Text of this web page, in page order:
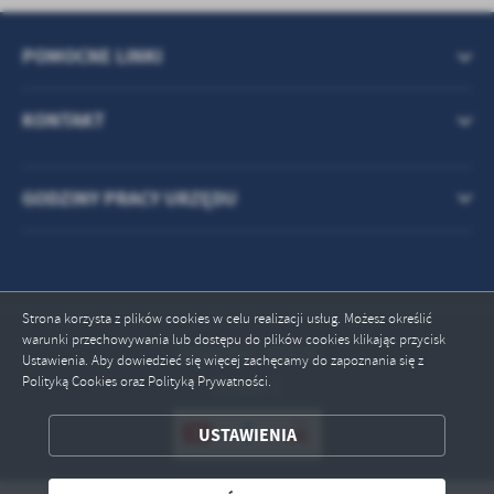
Strona korzysta z plików cookies w celu realizacji usług. Możesz określić
warunki przechowywania lub dostępu do plików cookies klikając przycisk
Ustawienia. Aby dowiedzieć się więcej zachęcamy do zapoznania się z
Polityką Cookies oraz Polityką Prywatności.
USTAWIENIA
treści w postaci wiadomości, ofert, komunikatów mediów
ZAPISZ WYBRANE
POMOCNE LINKI
KONTAKT
GODZINY PRACY URZĘDU
Odwiedzin: 399196
Online: 1